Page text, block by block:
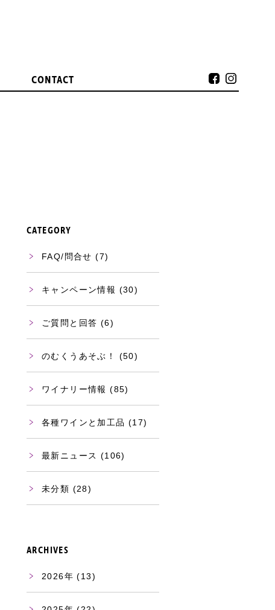
CONTACT
CATEGORY
FAQ/問合せ (7)
キャンペーン情報 (30)
ご質問と回答 (6)
のむくうあそぶ！ (50)
ワイナリー情報 (85)
各種ワインと加工品 (17)
最新ニュース (106)
未分類 (28)
ARCHIVES
2026 (13)